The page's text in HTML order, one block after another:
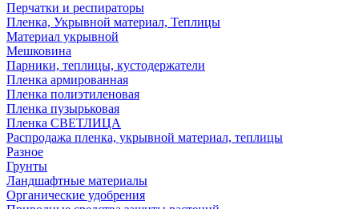
Перчатки и респираторы
Пленка, Укрывной материал, Теплицы
Материал укрывной
Мешковина
Парники, теплицы, кустодержатели
Пленка армированная
Пленка полиэтиленовая
Пленка пузырьковая
Пленка СВЕТЛИЦА
Распродажа пленка, укрывной материал, теплицы
Разное
Грунты
Ландшафтные материалы
Органические удобрения